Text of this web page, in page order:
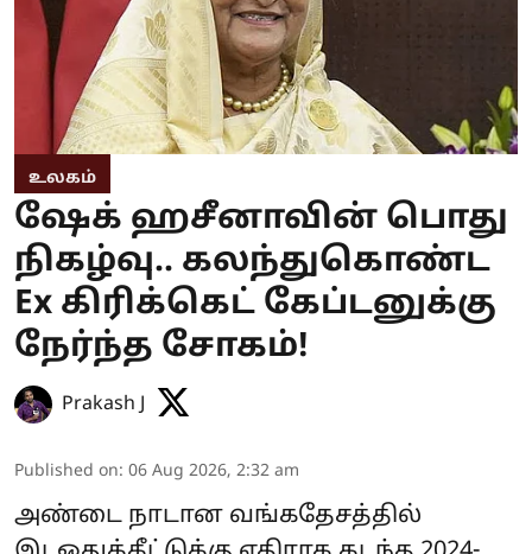
உலகம்
ஷேக் ஹசீனாவின் பொது
நிகழ்வு.. கலந்துகொண்ட
Ex கிரிக்கெட் கேப்டனுக்கு
நேர்ந்த சோகம்!
Prakash J
Published on: 06 Aug 2026, 2:32 am
அண்டை நாடான வங்கதேசத்தில்